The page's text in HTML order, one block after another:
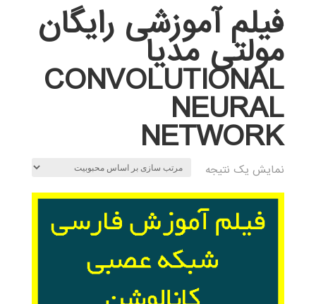
فیلم آموزشی رایگان
مولتی مدیا
CONVOLUTIONAL
NEURAL
NETWORK
نمایش یک نتیجه